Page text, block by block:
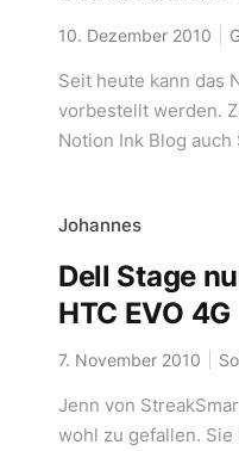
10. Dezember 2010
Seit heute kann das
vorbestellt werden.
Notion Ink Blog
Johannes
Dell Stage
HTC EVO 4G
7. November 2010
Jenn von
wohl zu gefallen. Sie